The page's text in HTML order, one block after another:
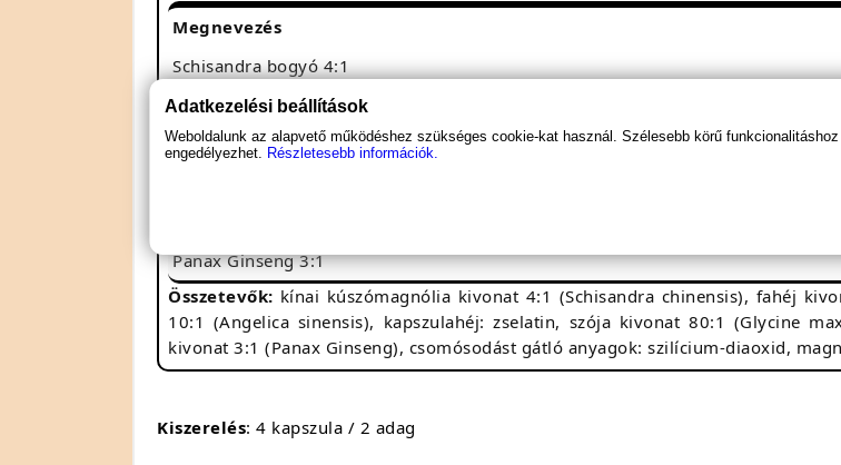
Megnevezés
Schisandra bogyó 4:1
Fahéj 4:1
Angelica sinensis 10:1
Panax Ginseng 3:1
Összetevők: kínai kúszómagnólia kivonat 4:1 (Schisandra chinensis), fahéj
10:1 (Angelica sinensis), kapszulahéj: zselatin, szója kivonat 80:1 (Glycine
kivonat 3:1 (Panax Ginseng), csomósodást gátló anyagok: szilícium-diaoxid,
Kiszerelés: 4 kapszula / 2 adag
Adatkezelési beállítások
Weboldalunk az alapvető működéshez szükséges cookie-kat használ. Szélesebb körű
engedélyezhet. Részletesebb információk.